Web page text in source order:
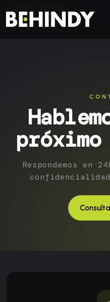
Saltar al contenido
Behindy Contacto
Respondemos en